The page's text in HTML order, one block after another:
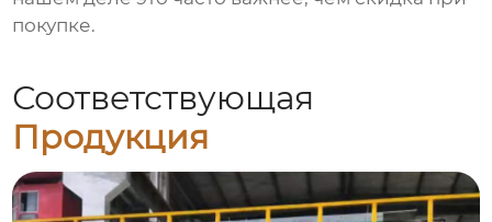
покупке.
Соответствующая
Продукция